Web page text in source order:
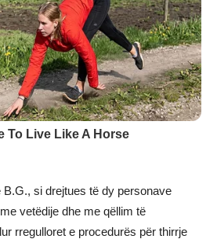
si drejtues të dy personave
vetëdije dhe me qëllim të
rregulloret e procedurës për thirrje